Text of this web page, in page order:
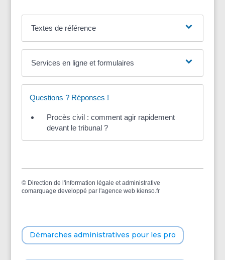
Textes de référence
Services en ligne et formulaires
Questions ? Réponses !
Procès civil : comment agir rapidement
devant le tribunal ?
© Direction de l'information légale et administrative
comarquage developpé par l'agence web kienso.fr
Démarches administratives pour les pro